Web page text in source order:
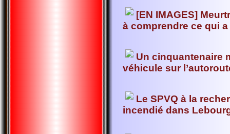
[EN IMAGES]
à comprendre ce qui
Un cinquantenaire
véhicule sur
Le SPVQ à la
incendié dans